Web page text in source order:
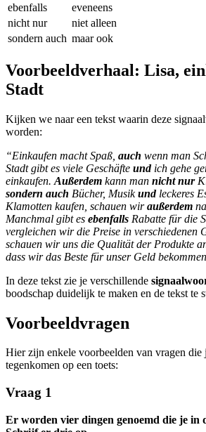
ebenfalls
eveneens
nicht nur
niet alleen
sondern auch maar ook
Voorbeeldverhaal: Lisa,
Stadt
Kijken we naar een tekst waarin deze
worden:
“Einkaufen macht Spaß, auch wenn man
Stadt gibt es viele Geschäfte undich gehe
einkaufen. Außerdem kann man nicht nur
sondern auch Bücher, Musikundleckeres
Klamotten kaufen, schauen wiraußerdem
Manchmal gibt es ebenfalls Rabatte für die
vergleichen wir die Preise in verschiedenen
schauen wir uns die Qualität der Produkte
dass wir das Beste für unser Geld
In deze tekst zie je verschillende
boodschap duidelijk te maken en de tekst te
Voorbeeldvragen
Hier zijn enkele voorbeelden van vragen die
tegenkomen op een toets:
Vraag 1
Er worden vier dingen genoemd die je in